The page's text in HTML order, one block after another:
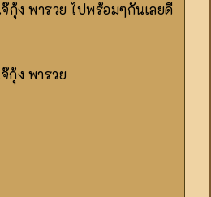
กุ้ง พารวย ไปพร้อมๆกันเลยดี
กุ้ง พารวย